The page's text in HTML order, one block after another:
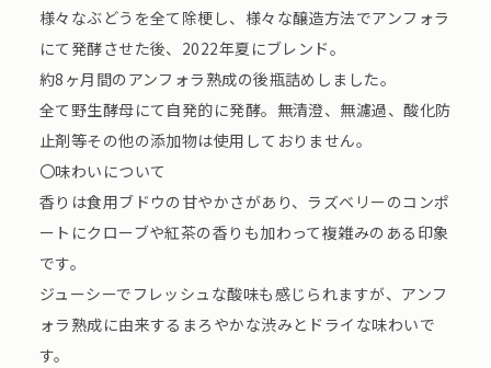
様々なぶどうを全て除梗し、様々な醸造方法でアンフォラ
にて発酵させた後、2022年夏にブレンド。
約8ヶ月間のアンフォラ熟成の後瓶詰めしました。
全て野生酵母にて自発的に発酵。無清澄、無濾過、酸化防
止剤等その他の添加物は使用しておりません。
〇味わいについて
香りは食用ブドウの甘やかさがあり、ラズベリーのコンポ
ートにクローブや紅茶の香りも加わって複雑みのある印象
です。
ジューシーでフレッシュな酸味も感じられますが、アンフ
ォラ熟成に由来するまろやかな渋みとドライな味わいで
す。